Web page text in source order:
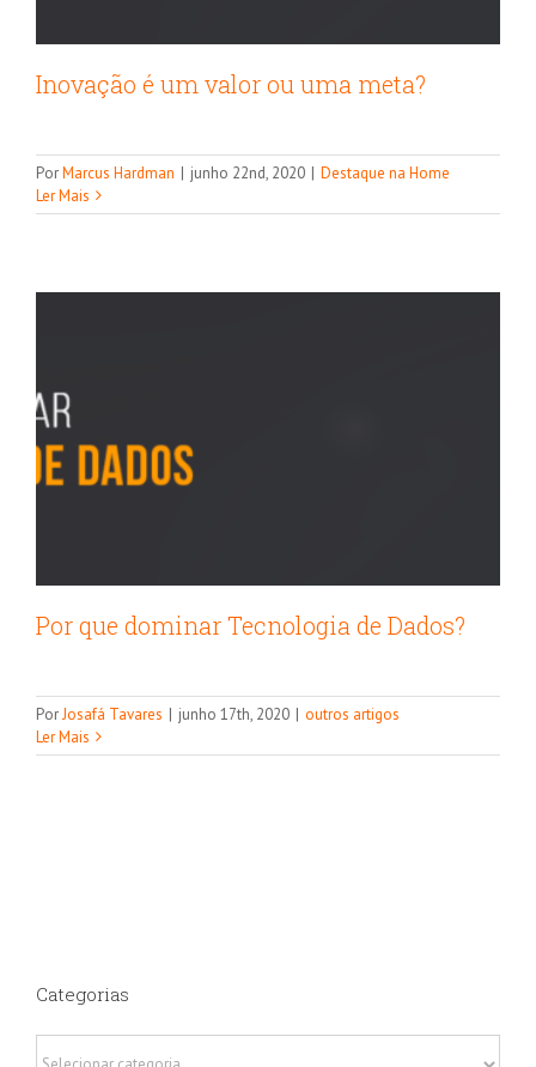
Inovação é um valor ou uma meta?
PorMarcus Hardman | junho 22nd, 2020 | Destaque na Home
Ler Mais
Por que dominar Tecnologia de Dados?
Por que dominar Tecnologia de Dados?
PorJosafá Tavares | junho 17th, 2020 | outros artigos
Ler Mais
Categorias
Categorias